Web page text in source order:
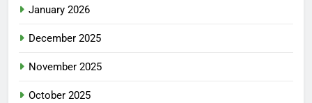
January 2026
December 2025
November 2025
October 2025